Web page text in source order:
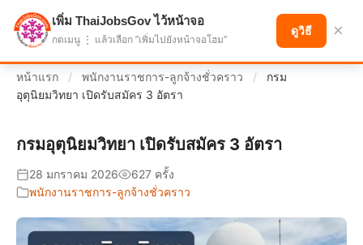
แบ่งปันโอกาส เพื่ออนาคตที่ก้าวหน้า
หน้าแรก / พนักงานราชการ-ลูกจ้างชั่วคราว /
กรม
อุตุนิยมวิทยา เปิดรับสมัคร 3 อัตรา
กรมอุตุนิยมวิทยา เปิดรับสมัคร 3 อัตรา
28 มกราคม 2026
627 ครั้ง
พนักงานราชการ-ลูกจ้างชั่วคราว
เพิ่ม ThaiJobsGov ไว้หน้าจอ
กดเมนู ⋮ แล้วเลือก "เพิ่มไปยังหน้าจอโฮม"
ดูวิธี ×